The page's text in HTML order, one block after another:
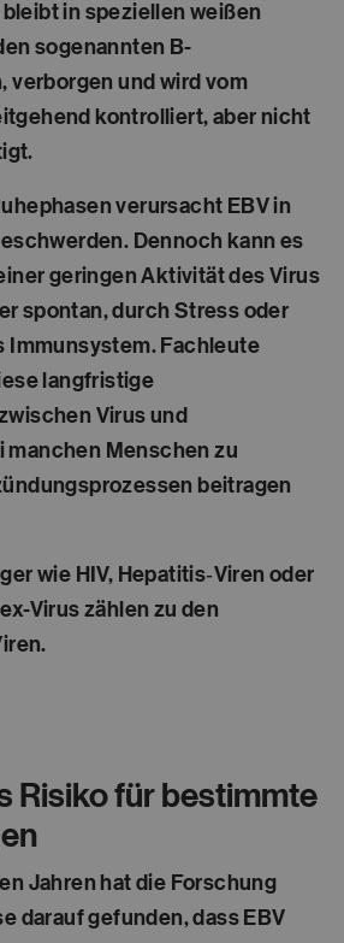
in speziellen weißen
sogenannten B-
verborgen und wird vom
kontrolliert, aber nicht
verursacht EBV in
Dennoch kann es
geringen Aktivität des Virus
spontan, durch Stress oder
Immunsystem. Fachleute
langfristige
Virus und
manchen Menschen zu
beitragen
wie HIV, Hepatitis‑Viren oder
Virus zählen zu den
Risiko für bestimmte
Jahren hat die Forschung
darauf gefunden, dass EBV